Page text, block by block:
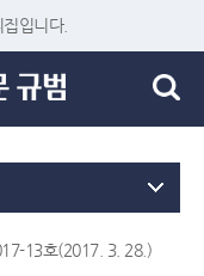
입니다.
13호(2017. 3. 28.)